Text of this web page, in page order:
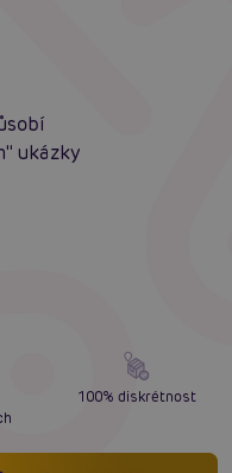
ukázky
100% diskrétnost